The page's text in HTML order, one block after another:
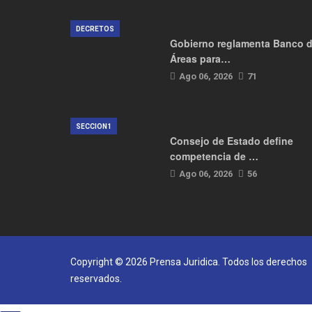
Gobierno reglamenta Banco
Áreas para…
Ago 06, 2026 71
DECRETOS
Consejo de Estado define
competencia de …
Ago 06, 2026 56
SECCION1
Copyright © 2026 Prensa Juridica. Todos los derechos
reservados.